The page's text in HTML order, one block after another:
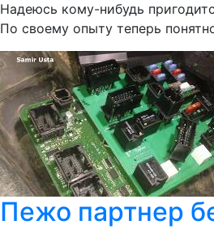
Надеюсь кому-нибудь
По своему опыту теперь
Пежо партнер